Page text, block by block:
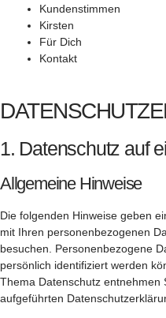
Kundenstimmen
Kirsten
Für Dich
Kontakt
1. Datenschutz auf
Allgemeine Hinweise
Die folgenden Hinweise geben
mit Ihren personenbezogenen
besuchen. Personenbezogene
persönlich identifiziert werden
Thema Datenschutz entnehmen
aufgeführten